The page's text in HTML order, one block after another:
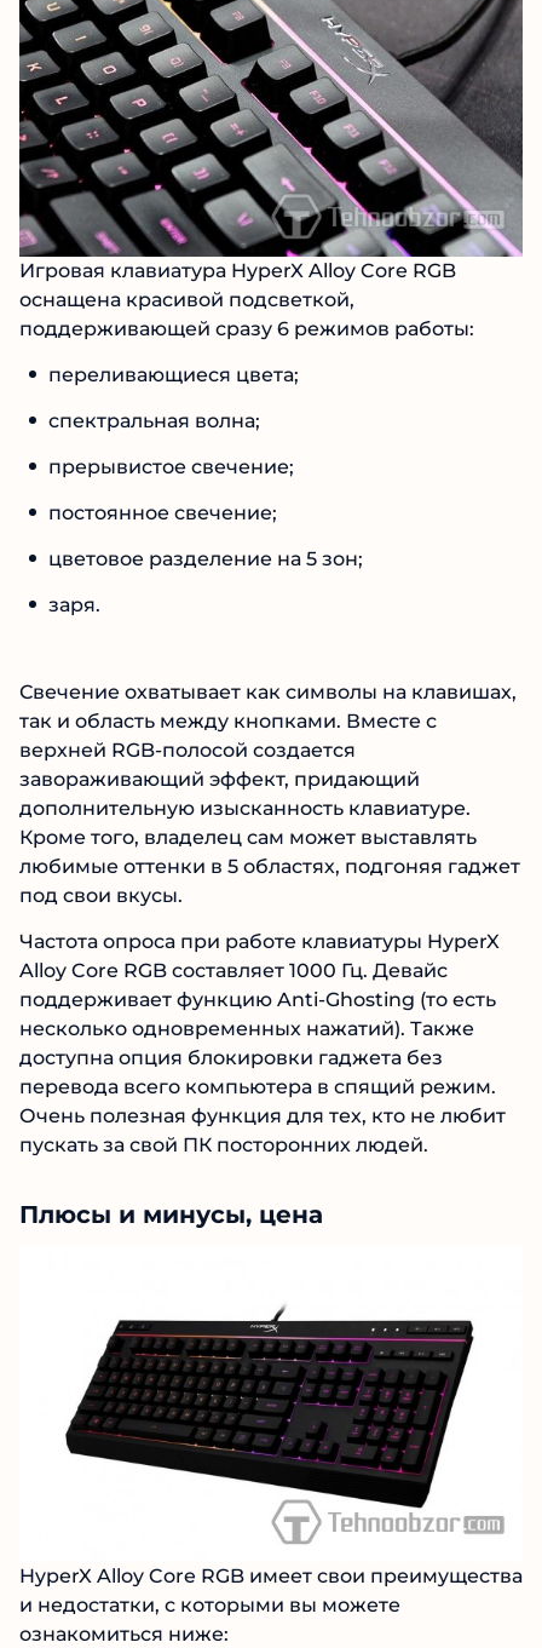
Игровая клавиатура HyperX Alloy Core RGB
оснащена красивой подсветкой,
поддерживающей сразу 6 режимов работы:
переливающиеся цвета;
спектральная волна;
прерывистое свечение;
постоянное свечение;
цветовое разделение на 5 зон;
заря.
Свечение охватывает как символы на клавишах,
так и область между кнопками. Вместе с
верхней RGB-полосой создается
завораживающий эффект, придающий
дополнительную изысканность клавиатуре.
Кроме того, владелец сам может выставлять
любимые оттенки в 5 областях, подгоняя гаджет
под свои вкусы.
Частота опроса при работе клавиатуры HyperX
Alloy Core RGB составляет 1000 Гц. Девайс
поддерживает функцию Anti-Ghosting (то есть
несколько одновременных нажатий). Также
доступна опция блокировки гаджета без
перевода всего компьютера в спящий режим.
Очень полезная функция для тех, кто не любит
пускать за свой ПК посторонних людей.
Плюсы и минусы, цена
HyperX Alloy Core RGB имеет свои преимущества
и недостатки, с которыми вы можете
ознакомиться ниже: